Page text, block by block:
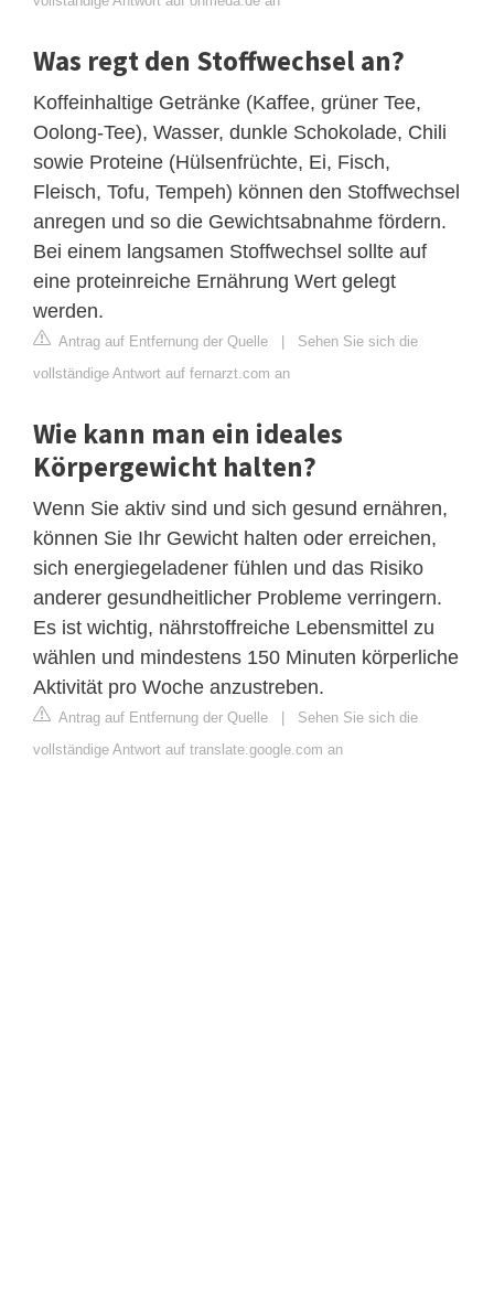
Was regt den Stoffwechsel an?
Koffeinhaltige Getränke (Kaffee, grüner Tee,
Oolong-Tee), Wasser, dunkle Schokolade, Chili
sowie Proteine (Hülsenfrüchte, Ei, Fisch,
Fleisch, Tofu, Tempeh) können den Stoffwechsel
anregen und so die Gewichtsabnahme fördern.
Bei einem langsamen Stoffwechsel sollte auf
eine proteinreiche Ernährung Wert gelegt
werden.
Antrag auf Entfernung der Quelle | Sehen Sie sich die
vollständige Antwort auf fernarzt.com an
Wie kann man ein ideales
Körpergewicht halten?
Wenn Sie aktiv sind und sich gesund ernähren,
können Sie Ihr Gewicht halten oder erreichen,
sich energiegeladener fühlen und das Risiko
anderer gesundheitlicher Probleme verringern.
Es ist wichtig, nährstoffreiche Lebensmittel zu
wählen und mindestens 150 Minuten körperliche
Aktivität pro Woche anzustreben.
Antrag auf Entfernung der Quelle | Sehen Sie sich die
vollständige Antwort auf translate.google.com an